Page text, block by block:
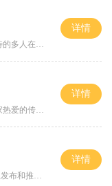
《箭神之怒铁血传世》是一款备受期待的多人在线角色扮演游戏。本文将为大家详细介绍这款游戏的优秀玩法。让我们一起来了解一下游戏的背景故事。《箭神之怒铁血传世》的故事发
详情
《新开传世散人服45》是一款备受玩家热爱的传奇游戏私服，它拥有丰富的玩法和刺激的战斗体验。今天，我将向大家介绍一下这款游戏的具体玩法。新开传世散人服45采用了经典的传奇
详情
手游私sf发布网是一家专注于手游私服发布和推广的网站，为广大手游玩家提供了更多选择和更好的游戏体验。私服游戏是在官方游戏的基础上进行改良和创新，为玩家带来更多乐趣和挑
详情